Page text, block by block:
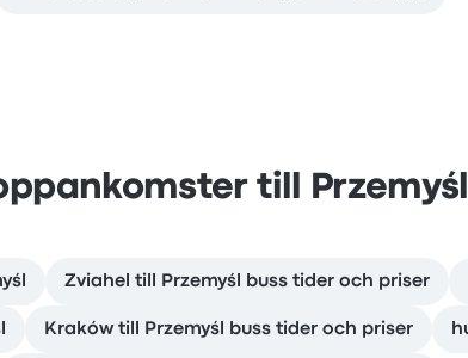
till Przemyśl
Zviahel till Przemyśl buss tider och priser
Kraków till Przemyśl buss tider och priser